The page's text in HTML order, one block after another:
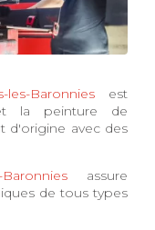
Baronnies est
la peinture de
d'origine avec des
assure
de tous types